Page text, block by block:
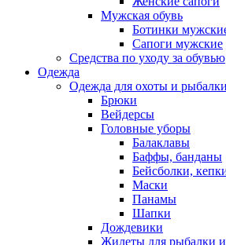
Мужская обувь
Ботинки
Сапоги мужские
Средства по уходу за обувью
Одежда
Одежда для охоты и рыбалки
Брюки
Вейдерсы
Головные уборы
Балаклавы
Баффы, банданы
Бейсболки,
Маски
Панамы
Шапки
Дождевики
Жилеты для рыбалки